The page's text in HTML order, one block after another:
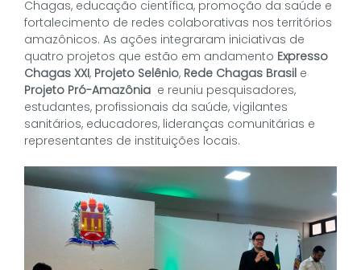
Chagas, educação científica, promoção da saúde e
fortalecimento de redes colaborativas nos territórios
amazônicos. As ações integraram iniciativas de
quatro projetos que estão em andamento Expresso
Chagas XXI, Projeto Selênio, Rede Chagas Brasil e
Projeto Pró-Amazônia e reuniu pesquisadores,
estudantes, profissionais da saúde, vigilantes
sanitários, educadores, lideranças comunitárias e
representantes de instituições locais.